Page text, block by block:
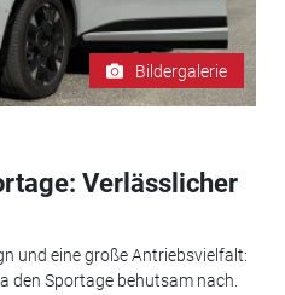
Bildergalerie
Verlässlicher
und eine große Antriebsvielfalt:
den Sportage behutsam nach.